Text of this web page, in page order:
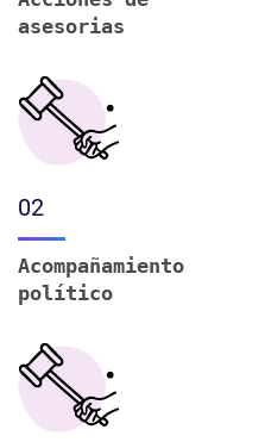
asesorias
02
Acompañamiento
político